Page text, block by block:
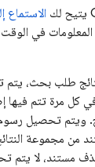
يتيح لك
في الوقت
طلب بحث،
كل مرة تتم فيها
ويتم تحصيل
من مجموعة
مستند، لا يتم